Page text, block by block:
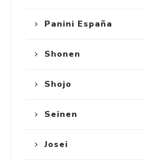
Panini España
Shonen
Shojo
Seinen
Josei